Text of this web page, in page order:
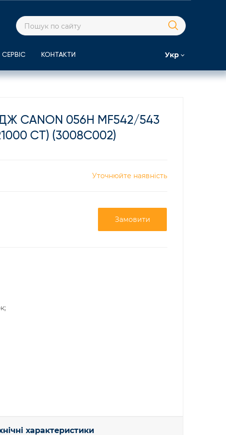
СЕРВІС КОНТАКТИ Укр
CANON 056H MF542/543
СТ) (3008C002)
Уточнюйте наявність
Замовити
характеристики